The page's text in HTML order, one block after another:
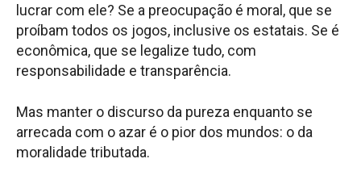
lucrar com ele? Se a preocupação é moral, que se
proíbam todos os jogos, inclusive os estatais. Se é
econômica, que se legalize tudo, com
responsabilidade e transparência.
Mas manter o discurso da pureza enquanto se
arrecada com o azar é o pior dos mundos: o da
moralidade tributada.